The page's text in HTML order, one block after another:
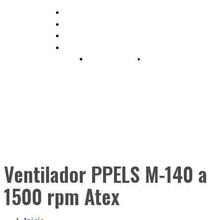
INGLÉS)
Ventilador PPELS M-140 a
1500 rpm Atex